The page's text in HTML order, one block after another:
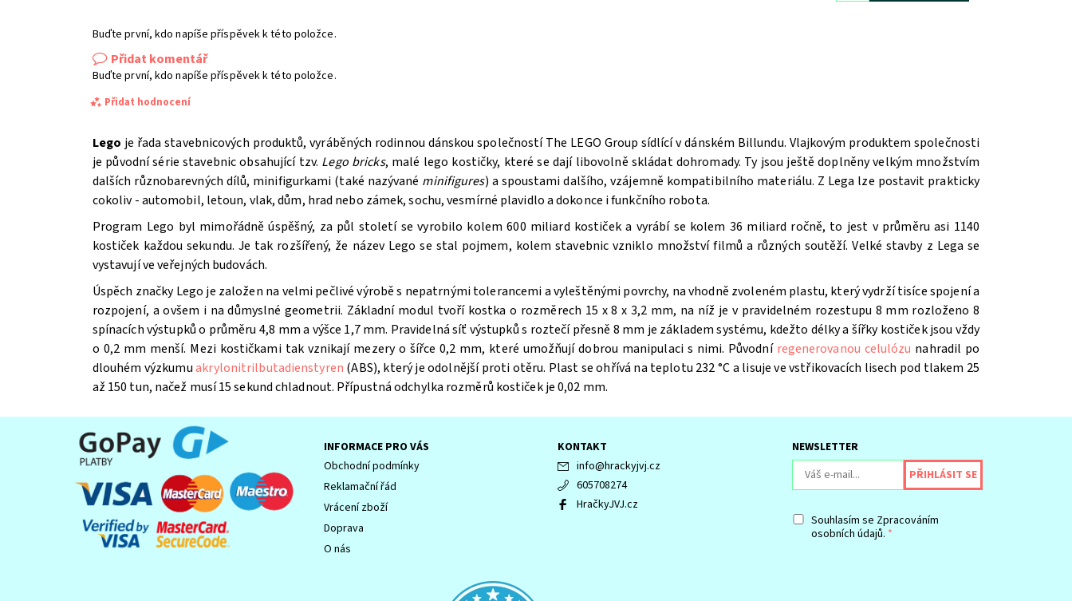
Buďte první, kdo napíše příspěvek k této položce.
Přidat komentář
Buďte první, kdo napíše příspěvek k této položce.
Přidat hodnocení
Souhlasím seZpracováním osobních údajů.
Lego je řada stavebnicových produktů, vyráběných rodinnou dánskou společností The LEGO Group sídlící v dánském Billundu. Vlajkovým produktem společnosti
je původní série stavebnic obsahující tzv. Lego bricks, malé lego kostičky, které se dají libovolně skládat dohromady. Ty jsou ještě doplněny velkým množstvím
dalších různobarevných dílů, minifigurkami (také nazývané minifigures) a spoustami dalšího, vzájemně kompatibilního materiálu. Z Lega lze postavit prakticky
cokoliv - automobil, letoun, vlak, dům, hrad nebo zámek, sochu, vesmírné plavidlo a dokonce i funkčního robota.
Program Lego byl mimořádně úspěšný, za půl století se vyrobilo kolem 600 miliard kostiček a vyrábí se kolem 36 miliard ročně, to jest v průměru asi 1140
kostiček každou sekundu. Je tak rozšířený, že název Lego se stal pojmem, kolem stavebnic vzniklo množství filmů a různých soutěží. Velké stavby z Lega se
vystavují ve veřejných budovách.
Úspěch značky Lego je založen na velmi pečlivé výrobě s nepatrnými tolerancemi a vyleštěnými povrchy, na vhodně zvoleném plastu, který vydrží tisíce spojení a
rozpojení, a ovšem i na důmyslné geometrii. Základní modul tvoří kostka o rozměrech 15 x 8 x 3,2 mm, na níž je v pravidelném rozestupu 8 mm rozloženo 8
spínacích výstupků o průměru 4,8 mm a výšce 1,7 mm. Pravidelná síť výstupků s roztečí přesně 8 mm je základem systému, kdežto délky a šířky kostiček jsou vždy
o 0,2 mm menší. Mezi kostičkami tak vznikají mezery o šířce 0,2 mm, které umožňují dobrou manipulaci s nimi. Původní regenerovanou celulózu nahradil po
dlouhém výzkumuakrylonitrilbutadienstyren (ABS), který je odolnější proti otěru. Plast se ohřívá na teplotu 232 °C a lisuje ve vstřikovacích lisech pod tlakem 25
až 150 tun, načež musí 15 sekund chladnout. Přípustná odchylka rozměrů kostiček je 0,02 mm.
INFORMACE PRO VÁS
Obchodní podmínky
Reklamační řád
Vrácení zboží
Doprava
O nás
KONTAKT
info@hrackyjvj.cz
605708274
HračkyJVJ.cz
NEWSLETTER
Souhlasím se Zpracováním
osobních údajů.